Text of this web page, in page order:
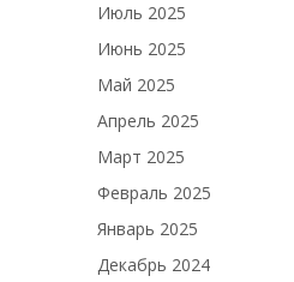
Июль 2025
Июнь 2025
Май 2025
Апрель 2025
Март 2025
Февраль 2025
Январь 2025
Декабрь 2024